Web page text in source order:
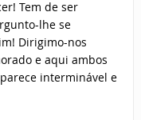
Tem de ser
lhe se
Dirigimo-nos
e aqui ambos
interminável e